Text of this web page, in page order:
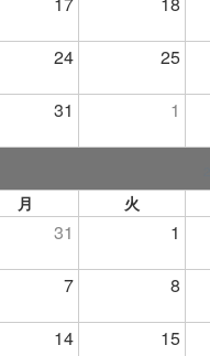
24 25
31 1
月 火
31 1
7 8
14 15